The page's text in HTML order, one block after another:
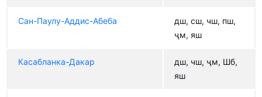
Сан-Паулу-Аддис-Абеба
дш, сш, чш, пш,
ҷм, яш
Касабланка-Дакар
дш, чш, ҷм, Шб,
яш